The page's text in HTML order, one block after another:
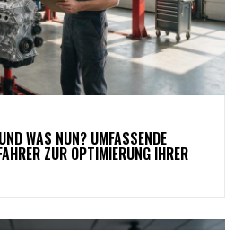
WAS NUN? UMFASSENDE
ZUR OPTIMIERUNG IHRER